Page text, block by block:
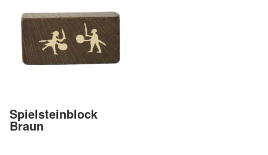
Spielsteinblock
Braun